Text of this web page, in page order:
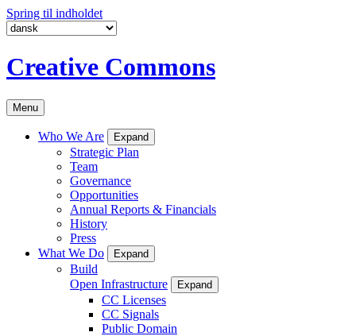
Spring til indholdet
Creative Commons
Menu
Who We Are Expand
Strategic Plan
Team
Governance
Opportunities
Annual Reports & Financials
History
Press
What We Do
Expand
Build
Open Infrastructure
Expand
CC Licenses
CC Signals
Public Domain